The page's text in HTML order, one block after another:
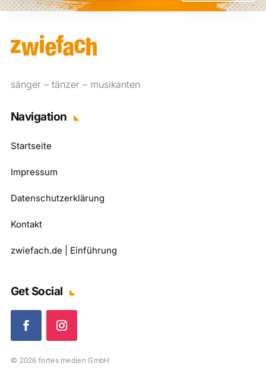
sänger – tänzer – musikanten
Navigation
Startseite
Impressum
Datenschutzerklärung
Kontakt
zwiefach.de | Einführung
Get Social
© 2026 fortes medien GmbH